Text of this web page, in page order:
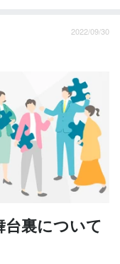
2022/09/30
裏について